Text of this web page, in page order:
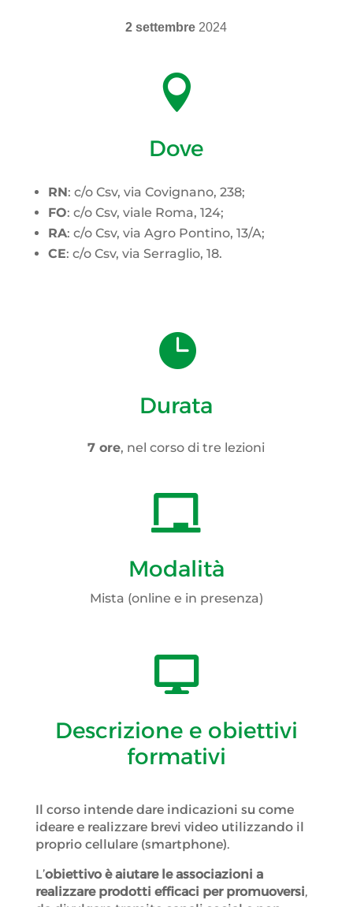
2 settembre 2024

Dove
RN: c/o Csv, via Covignano, 238;
FO: c/o Csv, viale Roma, 124;
RA: c/o Csv, via Agro Pontino, 13/A;
CE: c/o Csv, via Serraglio, 18.

Durata
7 ore, nel corso di tre lezioni

Modalità
Mista (online e in presenza)

Descrizione e obiettivi
formativi
Il corso intende dare indicazioni su come
ideare e realizzare brevi video utilizzando il
proprio cellulare (smartphone).
L’obiettivo è aiutare le associazioni a
realizzare prodotti efficaci per promuoversi,